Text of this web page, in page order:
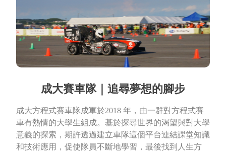
成大賽車隊｜追尋夢想的腳步
成大方程式賽車隊成軍於2018 年，由一群對方程式賽
車有熱情的大學生組成。基於探尋世界的渴望與對大學
意義的探索，期許透過建立車隊這個平台連結課堂知識
和技術應用，促使隊員不斷地學習，最後找到人生方